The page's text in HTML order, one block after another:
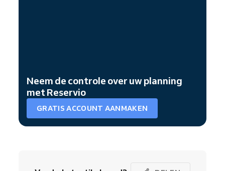
Neem de controle over uw planning
met Reservio
GRATIS ACCOUNT AANMAKEN